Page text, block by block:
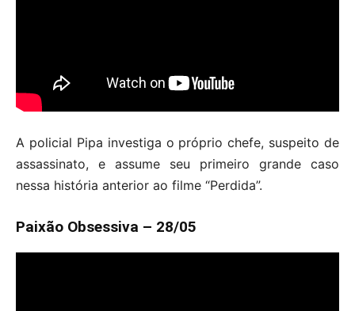
A policial Pipa investiga o próprio chefe, suspeito de
assassinato, e assume seu primeiro grande caso
nessa história anterior ao filme “Perdida”.
Paixão Obsessiva – 28/05